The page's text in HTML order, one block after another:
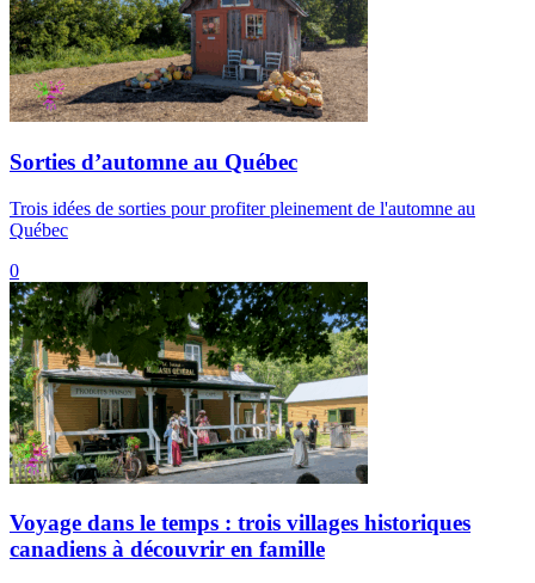
Sorties d’automne au Québec
Trois idées de sorties pour profiter pleinement de l'automne au
Québec
0
Voyage dans le temps : trois villages historiques
canadiens à découvrir en famille